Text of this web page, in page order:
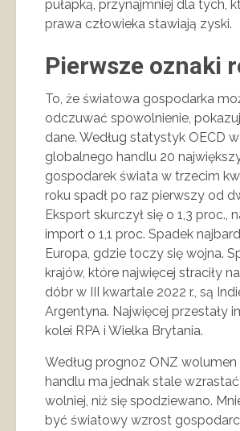
pułapką, przynajmniej dla tych,
prawa człowieka stawiają zyski.
Pierwsze oznaki
To, że światowa gospodarka
odczuwać spowolnienie,
dane. Według statystyk OECD
globalnego handlu 20
gospodarek świata w trzecim
roku spadł po raz pierwszy od
Eksport skurczył się o 1,3 proc.,
import o 1,1 proc. Spadek
Europa, gdzie toczy się wojna.
krajów, które najwięcej straciły
dóbr w III kwartale 2022 r., są
Argentyna. Najwięcej przestały
kolei RPA i Wielka Brytania.
Według prognoz ONZ
handlu ma jednak stale
wolniej, niż się spodziewano.
być światowy wzrost